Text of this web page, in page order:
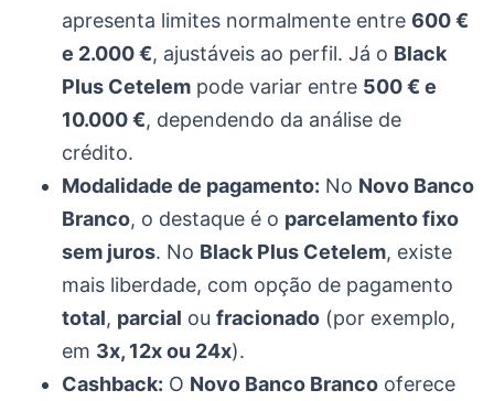
apresenta limites normalmente entre 600 €
e 2.000 €, ajustáveis ao perfil. Já o Black
Plus Cetelem pode variar entre 500 € e
10.000 €, dependendo da análise de
crédito.
Modalidade de pagamento: No Novo Banco
Branco, o destaque é o parcelamento fixo
sem juros. No Black Plus Cetelem, existe
mais liberdade, com opção de pagamento
total, parcial ou fracionado (por exemplo,
em 3x, 12x ou 24x).
Cashback: O Novo Banco Branco oferece